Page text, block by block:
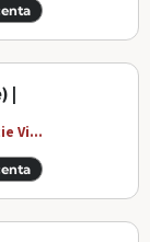
|
Vi...